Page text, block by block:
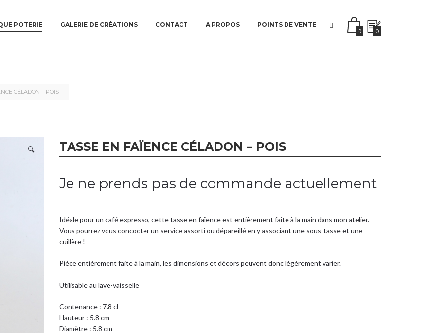
CONTENT
CONTENT
POTERIE GALERIE DE CRÉATIONS CONTACT A PROPOS POINTS DE VENTE
0 0
CÉLADON – POIS
🔍 TASSE EN FAÏENCE CÉLADON – POIS
Je ne prends pas de commande actuellement
Idéale pour un café expresso, cette tasse en faïence est entièrement faite à la main dans mon atelier.
Vous pourrez vous concocter un service assorti ou dépareillé en y associant une sous-tasse et une
cuillère !
Pièce entièrement faite à la main, les dimensions et décors peuvent donc légèrement varier.
Utilisable au lave-vaisselle
Contenance : 7.8 cl
Hauteur : 5.8 cm
Diamètre : 5.8 cm